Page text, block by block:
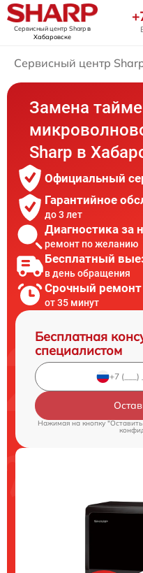
Сервисный центр Sharpв
Хабаровске
Сервисный центр
Замена
Sharp в
Официальный
Гарантийное
до 3 лет
Диагностика за
ремонт по желанию
Бесплатный
в день обращения
Срочный ремонт
от 35 минут
Бесплатная
специалистом
Нажимая на кнопку